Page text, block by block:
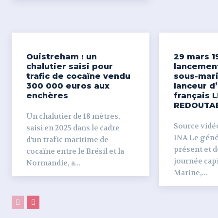
Ouistreham : un
chalutier saisi pour
trafic de cocaïne vendu
300 000 euros aux
enchères
Un chalutier de 18 mètres,
saisi en 2025 dans le cadre
d’un trafic maritime de
cocaïne entre le Brésil et la
Normandie, a...
29 mars
sous-
lanceur
français
Source
INA Le
présent et
journée
Marine,...